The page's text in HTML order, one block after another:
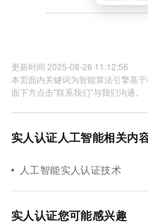
更新时间 2025-08-26 11:12:56
本页面内关键词为智能算法引擎基
面下方点击"联系我们"与我们沟通。
实人认证人工智能相关内
人工智能实人认证技术
实人认证您可能感兴趣